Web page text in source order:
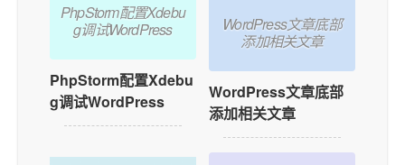
PhpStorm配置Xdebu
g调试WordPress
PhpStorm配置Xdebu
g调试WordPress
WordPress文章底部
添加相关文章
WordPress文章底部
添加相关文章